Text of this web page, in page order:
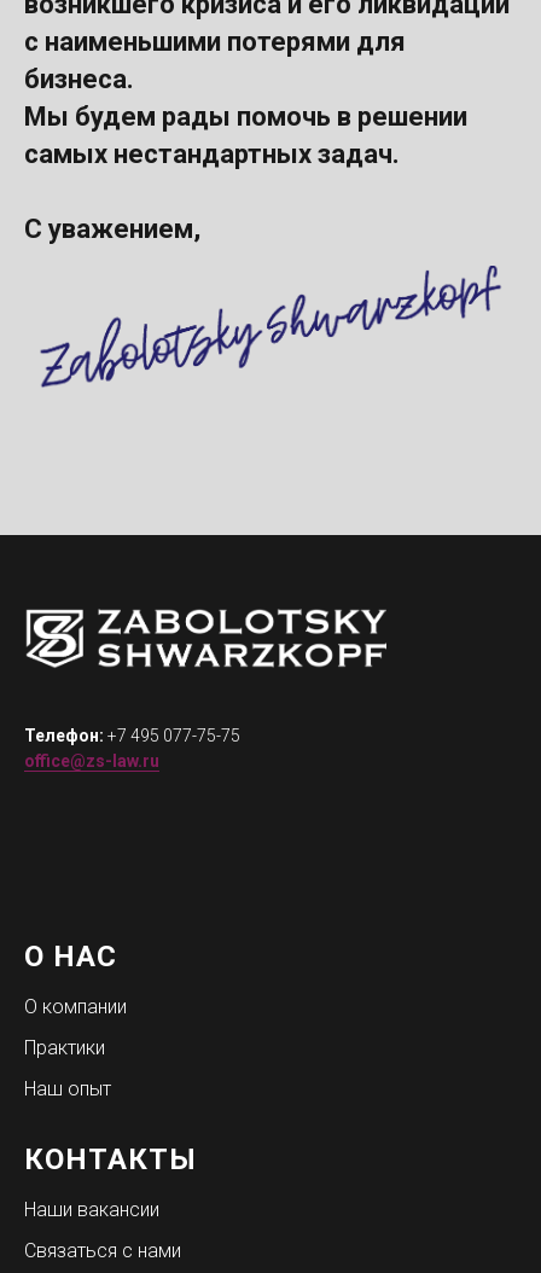
с наименьшими потерями для
бизнеса.
Мы будем рады помочь в решении
самых нестандартных задач.
С уважением,
Телефон: +7 495 077-75-75
office@zs-law.ru
О НАС
О компании
Практики
Наш опыт
КОНТАКТЫ
Наши вакансии
Связаться с нами